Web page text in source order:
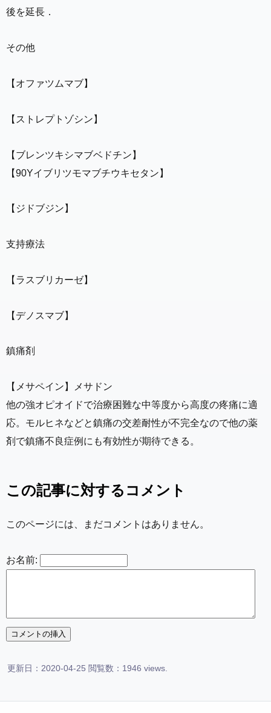
後を延長．
その他
【オファツムマブ】
【ストレプトゾシン】
【ブレンツキシマブベドチン】
【90Yイブリツモマブチウキセタン】
【ジドブジン】
支持療法
【ラスブリカーゼ】
【デノスマブ】
鎮痛剤
【メサペイン】メサドン
他の強オピオイドで治療困難な中等度から高度の疼痛に適
応。モルヒネなどと鎮痛の交差耐性が不完全なので他の薬
剤で鎮痛不良症例にも有効性が期待できる。
この記事に対するコメント
このページには、まだコメントはありません。
お名前:
更新日：2020-04-25 閲覧数：1946 views.